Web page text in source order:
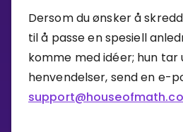
Dersom du ønsker å
til å passe en spesiell
komme med idéer; hun tar
henvendelser, send en e-